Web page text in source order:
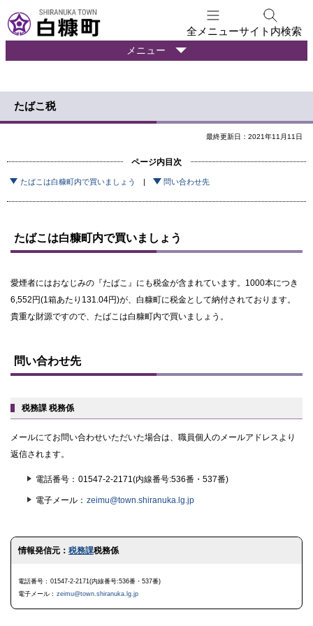
文
へ
ュ
へ
全メニューサイト内検索
暮
ら
の
報
メニュー
たばこ税
最終更新日：2021年11月11日
ページ内目次
たばこは白糠町内で買いましょう 問い合わせ先
たばこは白糠町内で買いましょう
愛煙者にはおなじみの『たばこ』にも税金が含まれています。1000本につき
6,552円(1箱あたり131.04円)が、白糠町に税金として納付されております。
貴重な財源ですので、たばこは白糠町内で買いましょう。
ッ
プ
る
問い合わせ先
税務課 税務係
メールにてお問い合わせいただいた場合は、職員個人のメールアドレスより
返信されます。
電話番号 01547-2-2171(内線番号:536番・537番)
電子メール zeimu@town.shiranuka.lg.jp
ト
る
情報発信元： 税務課税務係
電話番号
01547-2-2171(内線番号:536番・537番)
電子メール
zeimu@town.shiranuka.lg.jp